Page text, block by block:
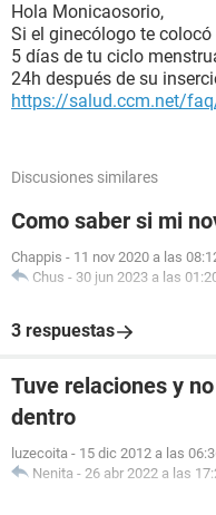
Hola Monicaosorio,
Si el ginecólogo te
5 días de tu ciclo
24h después de su
https://salud.ccm.net/
Discusiones similares
Como saber si mi
Chappis - 11 nov 2020 a las
Chus - 30 jun 2023 a las
3 respuestas
Tuve relaciones y
dentro
luzecoita - 15 dic 2012 a las
Nenita - 26 abr 2022 a las